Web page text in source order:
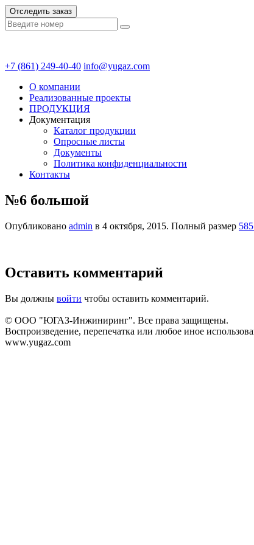
Отследить заказ
+7 (861) 249-40-40 info@yugaz.com
О компании
Реализованные проекты
ПРОДУКЦИЯ
Документация
Каталог продукции
Опросные листы
Документы
Политика конфиденциальности
Контакты
№6 большой
Опубликовано admin в 4 октября, 2015. Полный размер
Оставить комментарий
Вы должны войти чтобы оставить комментарий.
© ООО "ЮГАЗ-Инжиниринг". Все права защищены.
Воспроизведение, перепечатка или любое иное
www.yugaz.com